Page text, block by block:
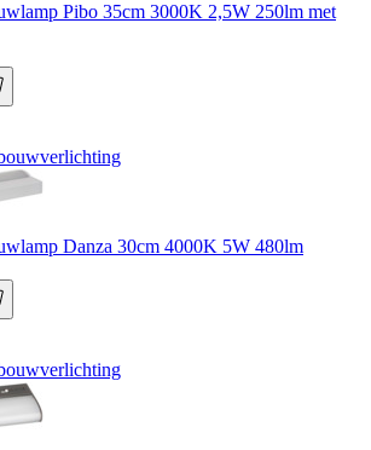
Pibo 35cm 3000K 2,5W 250lm met
Danza 30cm 4000K 5W 480lm